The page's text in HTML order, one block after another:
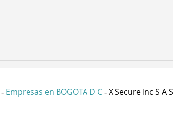
- Empresas en BOGOTA D C - X Secure Inc S A S